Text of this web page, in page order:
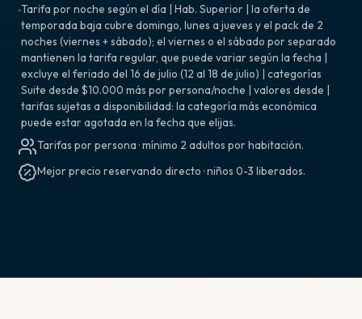
Tarifa por noche según el día | Hab. Superior | la oferta de
temporada baja cubre domingo, lunes a jueves y el pack de 2
noches (viernes + sábado); el viernes o el sábado por separado
mantienen la tarifa regular, que puede variar según la fecha |
excluye el feriado del 16 de julio (12 al 18 de julio) | categorías
Suite desde $10.000 más por persona/noche | valores desde |
tarifas sujetas a disponibilidad: la categoría más económica
puede estar agotada en la fecha que elijas.
Tarifas por persona · mínimo 2 adultos por habitación.
Mejor precio reservando directo · niños 0-3 liberados.